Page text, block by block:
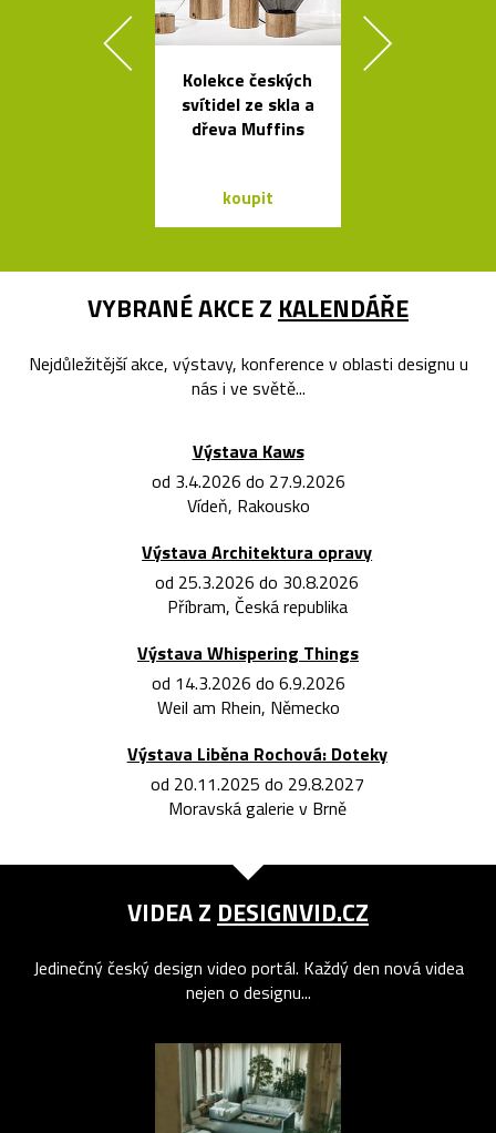
Kolekce českých
svítidel ze skla a
dřeva Muffins
koupit
VYBRANÉ AKCE Z KALENDÁŘE
Nejdůležitější akce, výstavy, konference v oblasti designu u
nás i ve světě...
Výstava Kaws
od 3.4.2026 do 27.9.2026
Vídeň, Rakousko
Výstava Architektura opravy
od 25.3.2026 do 30.8.2026
Příbram, Česká republika
Výstava Whispering Things
od 14.3.2026 do 6.9.2026
Weil am Rhein, Německo
Výstava Liběna Rochová: Doteky
od 20.11.2025 do 29.8.2027
Moravská galerie v Brně
VIDEA Z DESIGNVID.CZ
Jedinečný český design video portál. Každý den nová videa
nejen o designu...